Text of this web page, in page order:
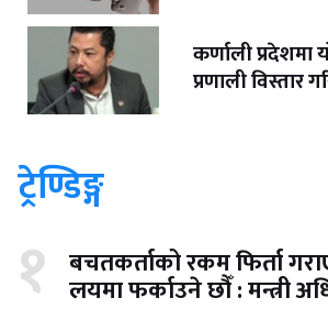
कर्णाली प्रदेशमा
प्रणाली विस्तार
ट्रेण्डिङ्ग
१ बचतकर्ताको रकम फिर्ता
लयमा फर्काउने छौँ : मन्त्री